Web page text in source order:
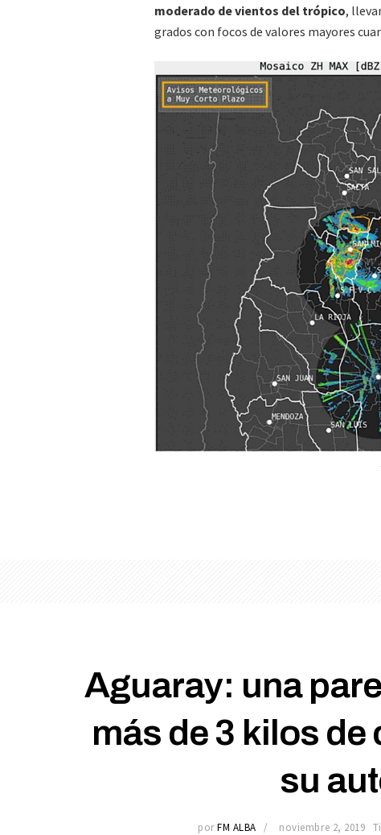
moderado de vientos del trópico,
grados con focos de valores mayores
Aguaray: una
más de 3 kilos
su
por FM ALBA noviembre 2, 2019